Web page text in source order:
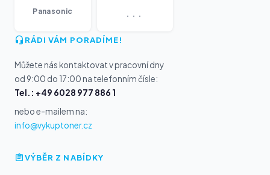
Panasonic ...
RÁDI VÁM PORADÍME!
Můžete nás kontaktovat v pracovní dny
od 9:00 do 17:00 na telefonním čísle:
Tel.: +49 6028 977 886 1
nebo e-mailem na:
info@vykuptoner.cz
VÝBĚR Z NABÍDKY